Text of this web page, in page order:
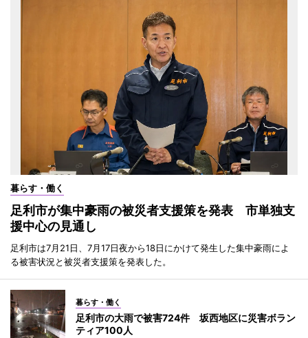
暮らす・働く
足利市が集中豪雨の被災者支援策を発表 市単独支
援中心の見通し
足利市は7月21日、7月17日夜から18日にかけて発生した集中豪雨によ
る被害状況と被災者支援策を発表した。
暮らす・働く
足利市の大雨で被害724件 坂西地区に災害ボラン
ティア100人